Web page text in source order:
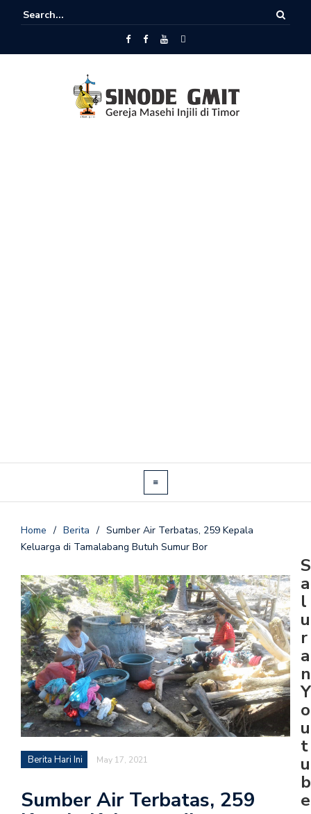
Home / Berita / Sumber Air Terbatas, 259 Kepala
Keluarga di Tamalabang Butuh Sumur Bor
Berita Hari Ini May 17, 2021
Sumber Air Terbatas, 259
S
a
l
u
r
a
n
Y
o
u
t
u
b
e